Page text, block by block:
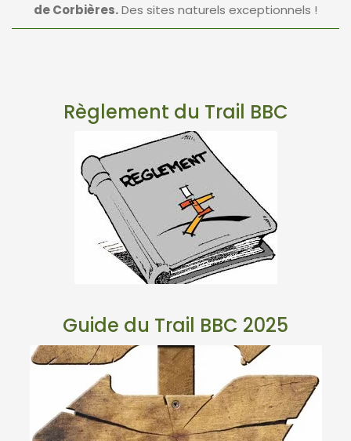
de Corbières.Des sites naturels exceptionnels !
Règlement du Trail BBC
Guide du Trail BBC 2025